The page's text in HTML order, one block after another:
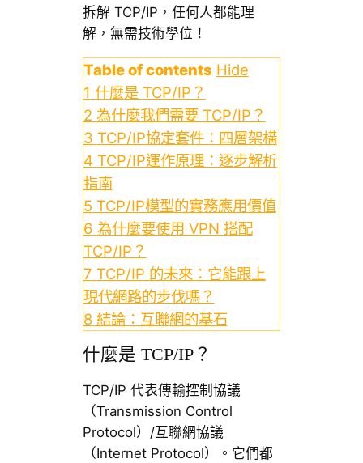
拆解 TCP/IP，任何人都能理
解，無需技術學位！
Table of contents Hide
1 什麼是 TCP/IP？
2 為什麼我們需要 TCP/IP？
3 TCP/IP協定套件：四層架構
4 TCP/IP運作原理：逐步解析
指南
5 TCP/IP模型的實務應用價值
6 為什麼要使用 VPN 搭配
TCP/IP？
7 TCP/IP 的未來：它能跟上
現代網路的步伐嗎？
8 結論：互聯網的基石
什麼是 TCP/IP？
TCP/IP 代表傳輸控制協議
（Transmission Control
Protocol）/互聯網協議
（Internet Protocol）。它們都